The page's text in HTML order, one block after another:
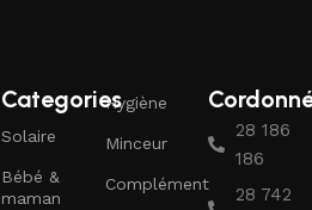
Categories
Solaire
Bébé &
maman
Hygiène
Minceur
Complément
28 186
186
28 742